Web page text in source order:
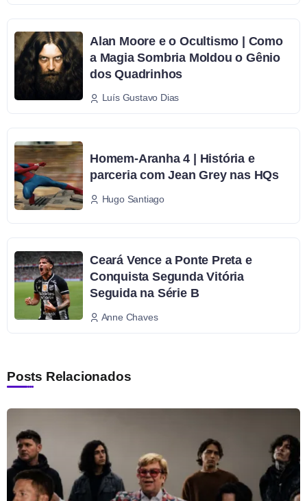
Alan Moore e o Ocultismo | Como
a Magia Sombria Moldou o Gênio
dos Quadrinhos
Luís Gustavo Dias
Homem-Aranha 4 | História e
parceria com Jean Grey nas HQs
Hugo Santiago
Ceará Vence a Ponte Preta e
Conquista Segunda Vitória
Seguida na Série B
Anne Chaves
Posts Relacionados